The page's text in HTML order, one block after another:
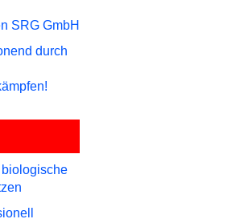
SRG GmbH
durch